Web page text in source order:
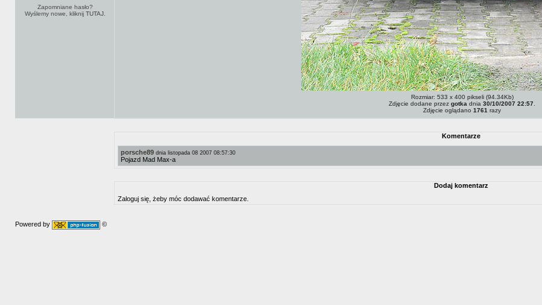
Zapomniane hasło?
Wyślemy nowe, kliknij TUTAJ.
Rozmiar: 533 x 400 pikseli (94.34Kb)
Zdjęcie dodane przez gotka dnia 30/10/2007 22:57
Zdjęcie oglądano 1761 razy
Komentarze
porsche89 dnia listopada 08 2007 08:57:30
Pojazd Mad Max-a
Dodaj komentarz
Zaloguj się, żeby móc dodawać komentarze.
Powered by ©